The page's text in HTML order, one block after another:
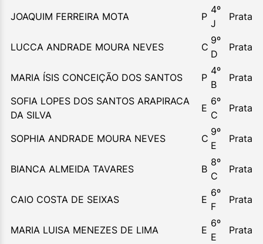
JOAQUIM FERREIRA MOTA P
4º
J
Prata
LUCCA ANDRADE MOURA NEVES C
9º
D
Prata
MARIA ÍSIS CONCEIÇÃO DOS SANTOS P
4º
B
Prata
SOFIA LOPES DOS SANTOS ARAPIRACA
DA SILVA
E
6º
C
Prata
SOPHIA ANDRADE MOURA NEVES C
9º
E
Prata
BIANCA ALMEIDA TAVARES B
8º
C
Prata
CAIO COSTA DE SEIXAS E
6º
F
Prata
MARIA LUISA MENEZES DE LIMA E
6º
E
Prata